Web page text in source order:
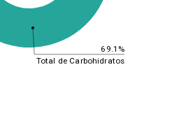
69.1%
Total de Carbohidratos